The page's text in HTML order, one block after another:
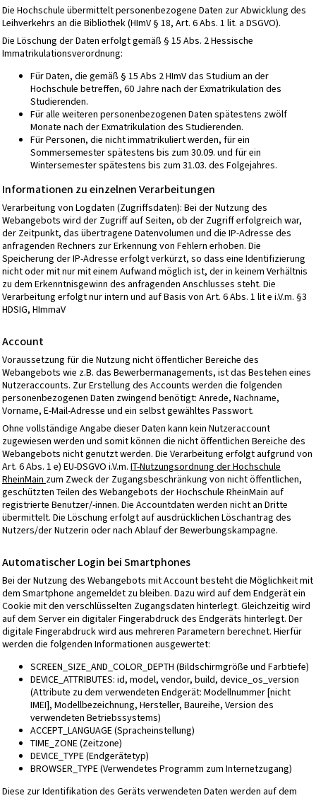
Die Hochschule übermittelt personenbezogene Daten zur Abwicklung des
Leihverkehrs an die Bibliothek (HImV § 18, Art. 6 Abs. 1 lit. a DSGVO).
Die Löschung der Daten erfolgt gemäß § 15 Abs. 2 Hessische
Immatrikulationsverordnung:
Für Daten, die gemäß § 15 Abs 2 HImV das Studium an der
Hochschule betreffen, 60 Jahre nach der Exmatrikulation des
Studierenden.
Für alle weiteren personenbezogenen Daten spätestens zwölf
Monate nach der Exmatrikulation des Studierenden.
Für Personen, die nicht immatrikuliert werden, für ein
Sommersemester spätestens bis zum 30.09. und für ein
Wintersemester spätestens bis zum 31.03. des Folgejahres.
Informationen zu einzelnen Verarbeitungen
Verarbeitung von Logdaten (Zugriffsdaten): Bei der Nutzung des
Webangebots wird der Zugriff auf Seiten, ob der Zugriff erfolgreich war,
der Zeitpunkt, das übertragene Datenvolumen und die IP-Adresse des
anfragenden Rechners zur Erkennung von Fehlern erhoben. Die
Speicherung der IP-Adresse erfolgt verkürzt, so dass eine Identifizierung
nicht oder mit nur mit einem Aufwand möglich ist, der in keinem Verhältnis
zu dem Erkenntnisgewinn des anfragenden Anschlusses steht. Die
Verarbeitung erfolgt nur intern und auf Basis von Art. 6 Abs. 1 lit e i.V.m. §3
HDSIG, HImmaV
Account
Voraussetzung für die Nutzung nicht öffentlicher Bereiche des
Webangebots wie z.B. das Bewerbermanagements, ist das Bestehen eines
Nutzeraccounts. Zur Erstellung des Accounts werden die folgenden
personenbezogenen Daten zwingend benötigt: Anrede, Nachname,
Vorname, E-Mail-Adresse und ein selbst gewähltes Passwort.
Ohne vollständige Angabe dieser Daten kann kein Nutzeraccount
zugewiesen werden und somit können die nicht öffentlichen Bereiche des
Webangebots nicht genutzt werden. Die Verarbeitung erfolgt aufgrund von
Art. 6 Abs. 1 e) EU-DSGVO i.V.m. IT-Nutzungsordnung der Hochschule
RheinMain zum Zweck der Zugangsbeschränkung von nicht öffentlichen,
geschützten Teilen des Webangebots der Hochschule RheinMain auf
registrierte Benutzer/-innen. Die Accountdaten werden nicht an Dritte
übermittelt. Die Löschung erfolgt auf ausdrücklichen Löschantrag des
Nutzers/der Nutzerin oder nach Ablauf der Bewerbungskampagne.
Automatischer Login bei Smartphones
Bei der Nutzung des Webangebots mit Account besteht die Möglichkeit mit
dem Smartphone angemeldet zu bleiben. Dazu wird auf dem Endgerät ein
Cookie mit den verschlüsselten Zugangsdaten hinterlegt. Gleichzeitig wird
auf dem Server ein digitaler Fingerabdruck des Endgeräts hinterlegt. Der
digitale Fingerabdruck wird aus mehreren Parametern berechnet. Hierfür
werden die folgenden Informationen ausgewertet:
SCREEN_SIZE_AND_COLOR_DEPTH (Bildschirmgröße und Farbtiefe)
DEVICE_ATTRIBUTES: id, model, vendor, build, device_os_version
(Attribute zu dem verwendeten Endgerät: Modellnummer [nicht
IMEI], Modellbezeichnung, Hersteller, Baureihe, Version des
verwendeten Betriebssystems)
ACCEPT_LANGUAGE (Spracheinstellung)
TIME_ZONE (Zeitzone)
DEVICE_TYPE (Endgerätetyp)
BROWSER_TYPE (Verwendetes Programm zum Internetzugang)
Diese zur Identifikation des Geräts verwendeten Daten werden auf dem